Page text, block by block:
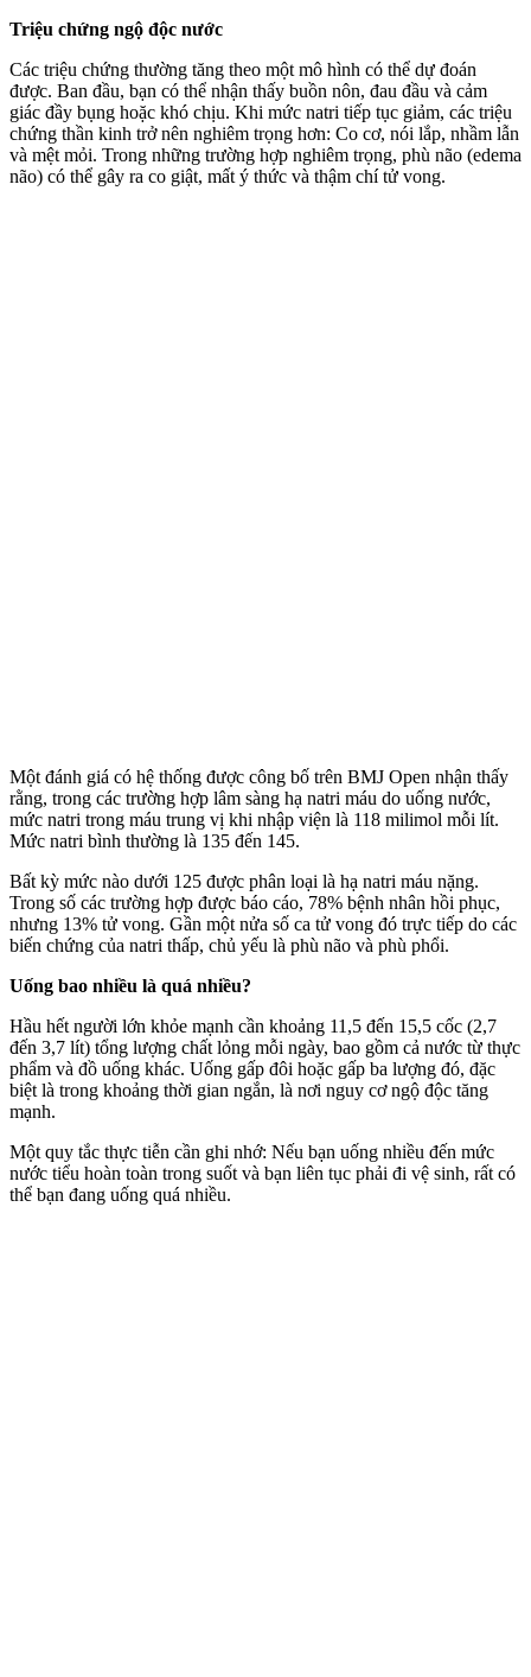
Triệu chứng ngộ độc nước
Các triệu chứng thường tăng theo một mô hình có thể dự đoán
được. Ban đầu, bạn có thể nhận thấy buồn nôn, đau đầu và cảm
giác đầy bụng hoặc khó chịu. Khi mức natri tiếp tục giảm, các triệu
chứng thần kinh trở nên nghiêm trọng hơn: Co cơ, nói lắp, nhầm lẫn
và mệt mỏi. Trong những trường hợp nghiêm trọng, phù não (edema
não) có thể gây ra co giật, mất ý thức và thậm chí t‌ử von‌g.
Một đánh giá có hệ thống được công bố trên BMJ Open nhận thấy
rằng, trong các trường hợp lâm sàng hạ natri máu do uống nước,
mức natri trong máu trung vị khi nhập viện là 118 milimol mỗi lít.
Mức natri bình thường là 135 đến 145.
Bất kỳ mức nào dưới 125 được phân loại là hạ natri máu nặng.
Trong số các trường hợp được báo cáo, 78% bệnh nhân hồi phục,
nhưng 13% t‌ử von‌g. Gần một nửa số ca t‌ử von‌g đó trực tiếp do các
biến chứng của natri thấp, chủ yếu là phù não và phù phổi.
Uống bao nhiều là quá nhiều?
Hầu hết người lớn khỏe mạnh cần khoảng 11,5 đến 15,5 cốc (2,7
đến 3,7 lít) tổng lượng chất lỏng mỗi ngày, bao gồm cả nước từ thực
phẩm và đồ uống khác. Uống gấp đôi hoặc gấp ba lượng đó, đặc
biệt là trong khoảng thời gian ngắn, là nơi nguy cơ ngộ độc tăng
mạnh.
Một quy tắc thực tiễn cần ghi nhớ: Nếu bạn uống nhiều đến mức
nước tiểu hoàn toàn trong suốt và bạn liên tục phải đi vệ sinh, rất có
thể bạn đang uống quá nhiều.